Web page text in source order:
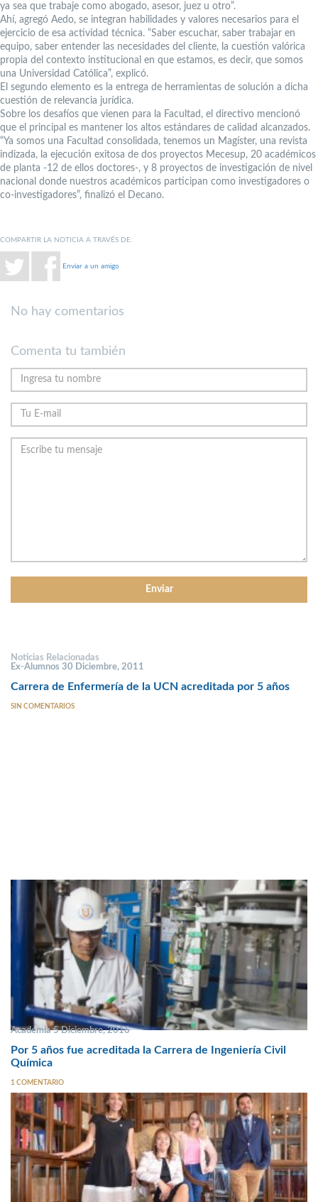
ya sea que trabaje como abogado, asesor, juez u otro”.
Ahí, agregó Aedo, se integran habilidades y valores necesarios para el
ejercicio de esa actividad técnica. “Saber escuchar, saber trabajar en
equipo, saber entender las necesidades del cliente, la cuestión valórica
propia del contexto institucional en que estamos, es decir, que somos
una Universidad Católica”, explicó.
El segundo elemento es la entrega de herramientas de solución a dicha
cuestión de relevancia jurídica.
Sobre los desafíos que vienen para la Facultad, el directivo mencionó
que el principal es mantener los altos estándares de calidad alcanzados.
“Ya somos una Facultad consolidada, tenemos un Magíster, una revista
indizada, la ejecución exitosa de dos proyectos Mecesup, 20 académicos
de planta -12 de ellos doctores-, y 8 proyectos de investigación de nivel
nacional donde nuestros académicos participan como investigadores o
co-investigadores”, finalizó el Decano.
COMPARTIR LA NOTICIA A TRAVÉS DE:
Enviar a un amigo
No hay comentarios
Comenta tu también
Noticias Relacionadas
Ex-Alumnos 30 Diciembre, 2011
Carrera de Enfermería de la UCN acreditada por 5 años
SIN COMENTARIOS
Academia 5 Diciembre, 2016
Por 5 años fue acreditada la Carrera de Ingeniería Civil
Química
1 COMENTARIO